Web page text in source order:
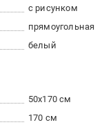
с рисунком
прямоугольная
белый
50x170 см
170 см